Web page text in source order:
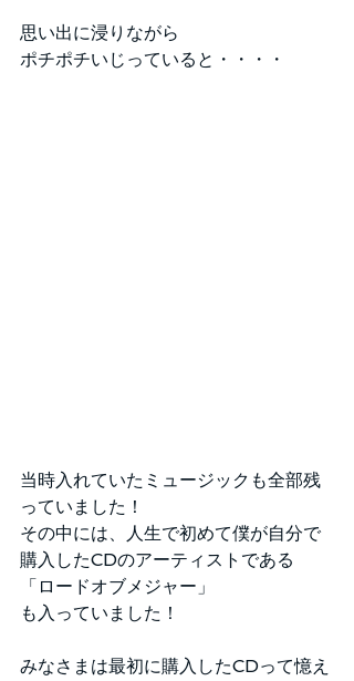
思い出に浸りながら
ポチポチいじっていると・・・・
当時入れていたミュージックも全部残
っていました！
その中には、人生で初めて僕が自分で
購入したCDのアーティストである
「ロードオブメジャー」
も入っていました！
みなさまは最初に購入したCDって憶え